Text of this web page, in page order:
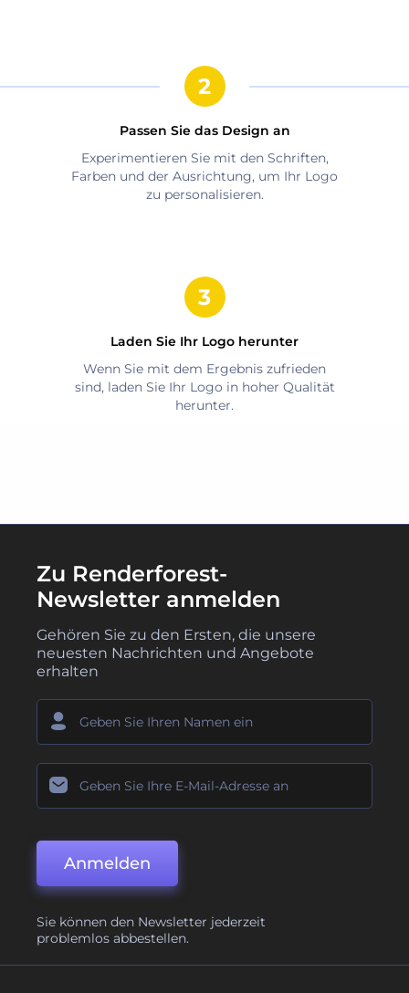
Passen Sie das Design an
Experimentieren Sie mit den Schriften,
Farben und der Ausrichtung, um Ihr Logo
zu personalisieren.
Laden Sie Ihr Logo herunter
Wenn Sie mit dem Ergebnis zufrieden
sind, laden Sie Ihr Logo in hoher Qualität
herunter.
Zu Renderforest-
Newsletter anmelden
Gehören Sie zu den Ersten, die unsere
neuesten Nachrichten und Angebote
erhalten
Anmelden
Sie können den Newsletter jederzeit
problemlos abbestellen.